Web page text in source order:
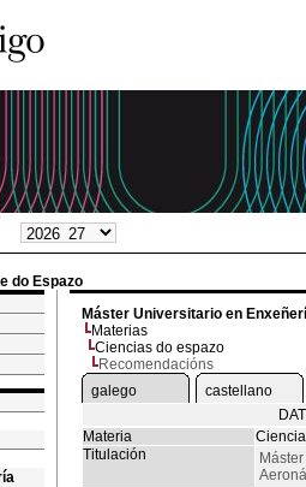
do Espazo
Máster Universitario en
Materias
Ciencias do espazo
Recomendacións
galego
castellano
Materia
Titulación